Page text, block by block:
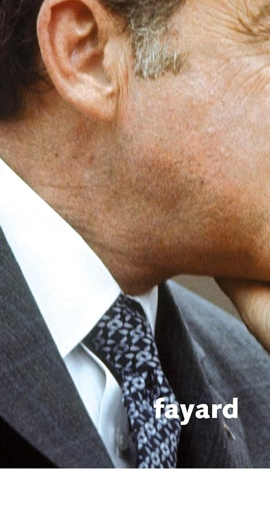
2024 2025 | Grand Organisateur Semainier, une